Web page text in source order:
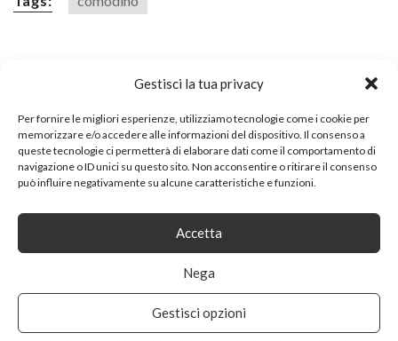
Gestisci la tua privacy
Per fornire le migliori esperienze, utilizziamo tecnologie come i cookie per
memorizzare e/o accedere alle informazioni del dispositivo. Il consenso a
queste tecnologie ci permetterà di elaborare dati come il comportamento di
navigazione o ID unici su questo sito. Non acconsentire o ritirare il consenso
può influire negativamente su alcune caratteristiche e funzioni.
Accetta
Nega
Gestisci opzioni
SHARE ON
PREVIOUS ARTICLE
ROYAL CATERING CARRELLO PORTAVIVANDE CARRELLO DI
SERVIZIO CARRELLO CUCINA RCSW-3R (3 PIANI, PORTATA
150 KG, DISTANZA RIPIANI 28 CM, ACCIAIO INOX)